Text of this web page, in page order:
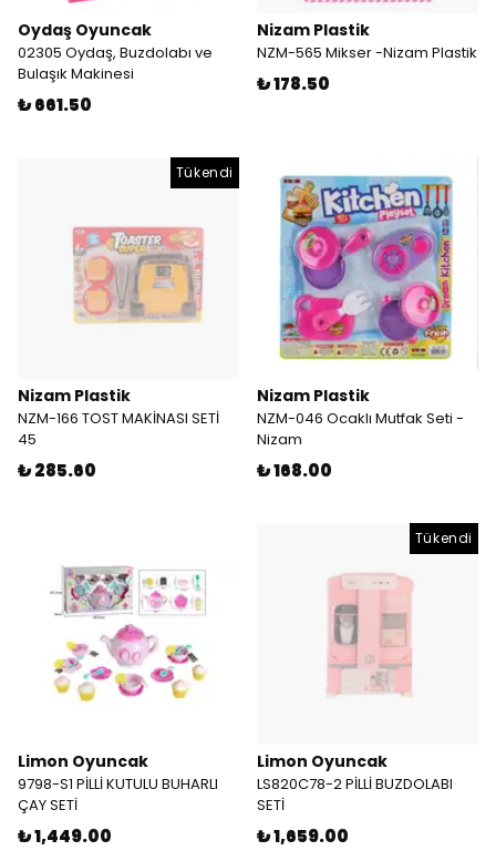
Oydaş Oyuncak
02305 Oydaş, Buzdolabı ve
Bulaşık Makinesi
₺ 661.50
Nizam Plastik
NZM-565 Mikser -Nizam Plastik
₺ 178.50
Tükendi
Nizam Plastik
NZM-166 TOST MAKİNASI SETİ
45
₺ 285.60
Nizam Plastik
NZM-046 Ocaklı Mutfak Seti -
Nizam
₺ 168.00
Limon Oyuncak
9798-S1 PİLLİ KUTULU BUHARLI
ÇAY SETİ
₺ 1,449.00
Tükendi
Limon Oyuncak
LS820C78-2 PİLLİ BUZDOLABI
SETİ
₺ 1,659.00